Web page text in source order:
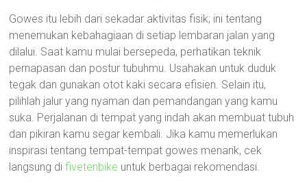
Gowes itu lebih dari sekadar aktivitas fisik; ini tentang
menemukan kebahagiaan di setiap lembaran jalan yang
dilalui. Saat kamu mulai bersepeda, perhatikan teknik
pernapasan dan postur tubuhmu. Usahakan untuk duduk
tegak dan gunakan otot kaki secara efisien. Selain itu,
pilihlah jalur yang nyaman dan pemandangan yang kamu
suka. Perjalanan di tempat yang indah akan membuat tubuh
dan pikiran kamu segar kembali. Jika kamu memerlukan
inspirasi tentang tempat-tempat gowes menarik, cek
langsung difivetenbike untuk berbagai rekomendasi.